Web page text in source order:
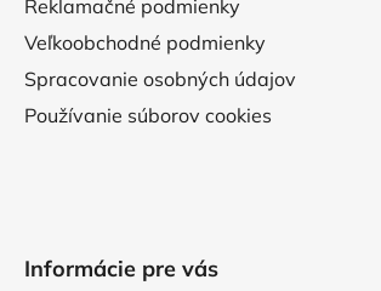
Reklamačné podmienky
Veľkoobchodné podmienky
Spracovanie osobných údajov
Používanie súborov cookies
Informácie pre vás